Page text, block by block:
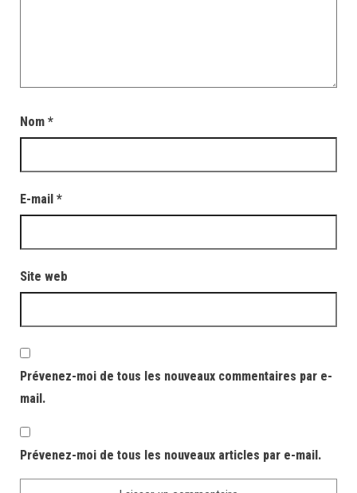
Nom *
E-mail *
Site web
Prévenez-moi de tous les nouveaux commentaires par e-
mail.
Prévenez-moi de tous les nouveaux articles par e-mail.